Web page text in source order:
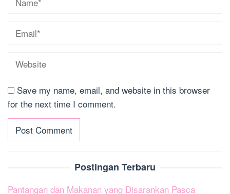
Save my name, email, and website in this browser
for the next time I comment.
Postingan Terbaru
Pantangan dan Makanan yang Disarankan Pasca